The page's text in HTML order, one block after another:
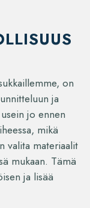
on
ja
jo ennen
mikä
valita materiaalit
mukaan. Tämä
ja lisää